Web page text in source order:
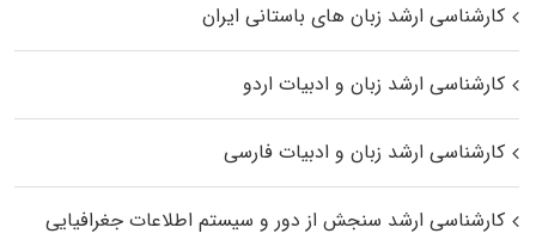
کارشناسی ارشد زبان‌ های باستانی ایران
کارشناسی ارشد زبان و ادبیات اردو
کارشناسی ارشد زبان و ادبیات فارسی
کارشناسی ارشد سنجش از دور و سیستم اطلاعات جغرافیایی